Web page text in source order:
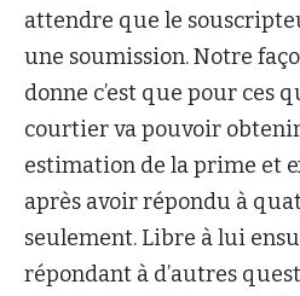
attendre que le
une soumission. Notre
donne c’est que pour ces
courtierva pouvoir
estimation de la prime et
après avoir répondu à
seulement. Libre à lui
répondant à d’autres